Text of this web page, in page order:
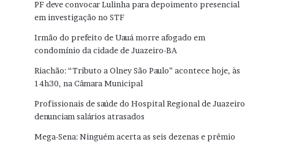
PF deve convocar Lulinha para depoimento presencial
em investigação no STF
Irmão do prefeito de Uauá morre afogado em
condomínio da cidade de Juazeiro-BA
Riachão: “Tributo a Olney São Paulo” acontece hoje, às
14h30, na Câmara Municipal
Profissionais de saúde do Hospital Regional de Juazeiro
denunciam salários atrasados
Mega-Sena: Ninguém acerta as seis dezenas e prêmio